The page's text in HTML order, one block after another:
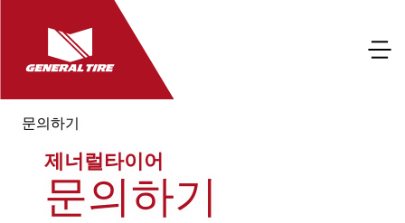
문의하기
제너럴타이어
문의하기